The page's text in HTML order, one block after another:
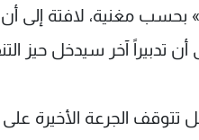
بحسب مغنية، لافتة إلى أن
أن تدبيراً آخر سيدخل حيز
تتوقف الجرعة الأخيرة